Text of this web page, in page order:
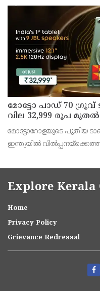
അഞ്ജു കെ എസ് അറിയിച്ചു.
മോട്ടോ പാഡ് 70 ഗ്രൂവ്
വില 32,999 രൂപ മുതൽ
മോട്ടോറോളയുടെ പുതിയ
ഇന്ത്യയിൽ
ഉൾപ്പെടെ 32,999 രൂപയാണ്
Explore Kerala
Home
Privacy Policy
Grievance Redressal